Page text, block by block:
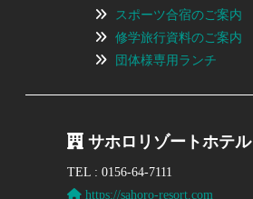
スポーツ合宿のご案内
修学旅行資料のご案内
団体様専用ランチ
サホロリゾートホテル
TEL : 0156-64-7111
https://sahoro-resort.com